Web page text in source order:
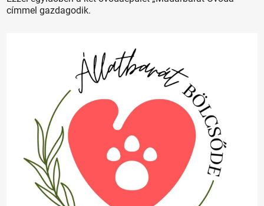
címmel gazdagodik.